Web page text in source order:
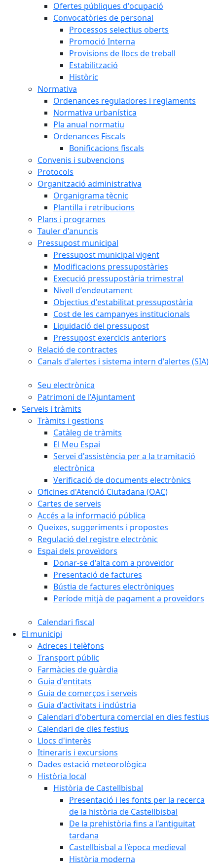
Ofertes públiques d'ocupació
Convocatòries de personal
Processos selectius oberts
Promoció Interna
Provisions de llocs de treball
Estabilització
Històric
Normativa
Ordenances reguladores i reglaments
Normativa urbanística
Pla anual normatiu
Ordenances Fiscals
Bonificacions fiscals
Convenis i subvencions
Protocols
Organització administrativa
Organigrama tècnic
Plantilla i retribucions
Plans i programes
Tauler d'anuncis
Pressupost municipal
Pressupost municipal vigent
Modificacions pressupostàries
Execució pressupostària trimestral
Nivell d'endeutament
Objectius d'estabilitat pressupostària
Cost de les campanyes institucionals
Liquidació del pressupost
Pressupost exercicis anteriors
Relació de contractes
Canals d'alertes i sistema intern d'alertes (SIA)
Seu electrònica
Patrimoni de l'Ajuntament
Serveis i tràmits
Tràmits i gestions
Catàleg de tràmits
El Meu Espai
Servei d'assistència per a la tramitació
electrònica
Verificació de documents electrònics
Oficines d'Atenció Ciutadana (OAC)
Cartes de serveis
Accés a la informació pública
Queixes, suggeriments i propostes
Regulació del registre electrònic
Espai dels proveïdors
Donar-se d'alta com a proveïdor
Presentació de factures
Bústia de factures electròniques
Període mitjà de pagament a proveïdors
Calendari fiscal
El municipi
Adreces i telèfons
Transport públic
Farmàcies de guàrdia
Guia d'entitats
Guia de comerços i serveis
Guia d'activitats i indústria
Calendari d'obertura comercial en dies festius
Calendari de dies festius
Llocs d'interès
Itineraris i excursions
Dades estació meteorològica
Història local
Història de Castellbisbal
Presentació i les fonts per la recerca
de la història de Castellbisbal
De la prehistòria fins a l'antiguitat
tardana
Castellbisbal a l'època medieval
Història moderna